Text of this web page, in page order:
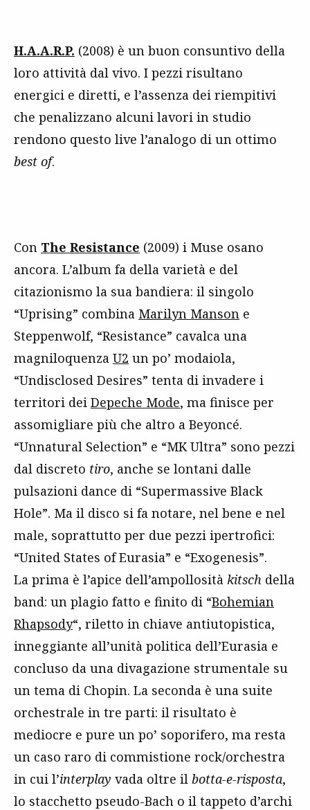
H.A.A.R.P. (2008) è un buon consuntivo della
loro attività dal vivo. I pezzi risultano
energici e diretti, e l’assenza dei riempitivi
che penalizzano alcuni lavori in studio
rendono questo live l’analogo di un ottimo
best of.
Con The Resistance (2009) i Muse osano
ancora. L’album fa della varietà e del
citazionismo la sua bandiera: il singolo
“Uprising” combina Marilyn Manson e
Steppenwolf, “Resistance” cavalca una
magniloquenza U2 un po’ modaiola,
“Undisclosed Desires” tenta di invadere i
territori dei Depeche Mode, ma finisce per
assomigliare più che altro a Beyoncé.
“Unnatural Selection” e “MK Ultra” sono pezzi
dal discreto tiro, anche se lontani dalle
pulsazioni dance di “Supermassive Black
Hole”. Ma il disco si fa notare, nel bene e nel
male, soprattutto per due pezzi ipertrofici:
“United States of Eurasia” e “Exogenesis”.
La prima è l’apice dell’ampollosità kitsch della
band: un plagio fatto e finito di “Bohemian
Rhapsody“, riletto in chiave antiutopistica,
inneggiante all’unità politica dell’Eurasia e
concluso da una divagazione strumentale su
un tema di Chopin. La seconda è una suite
orchestrale in tre parti: il risultato è
mediocre e pure un po’ soporifero, ma resta
un caso raro di commistione rock/orchestra
in cui l’interplay vada oltre il botta-e-risposta,
lo stacchetto pseudo-Bach o il tappeto d’archi